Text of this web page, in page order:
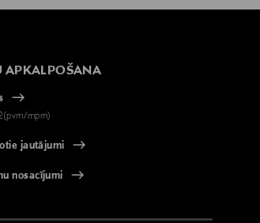
APKALPOŠANA
mpm)
jautājumi
nosacījumi